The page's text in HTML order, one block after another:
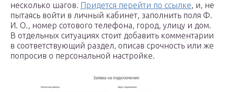
несколько шагов. Придется перейти по ссылке, и, не
пытаясь войти в личный кабинет, заполнить поля Ф.
И. О., номер сотового телефона, город, улицу и дом.
В отдельных ситуациях стоит добавить комментарии
в соответствующий раздел, описав срочность или же
попросив о персональной настройке.